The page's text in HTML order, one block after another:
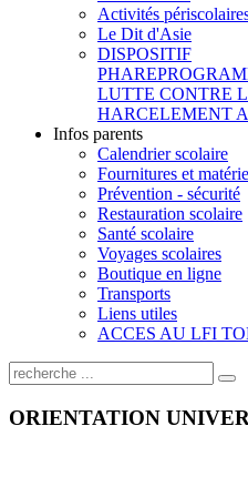
Activités
Le Dit d'Asie
DISPOSITIF
PHARE
LUTTE CONTRE
HARCELEMENT
Infos parents
Calendrier scolaire
Fournitures et
Prévention - sécurité
Restauration scolaire
Santé scolaire
Voyages scolaires
Boutique en ligne
Transports
Liens utiles
ACCES AU LFI
ORIENTATION